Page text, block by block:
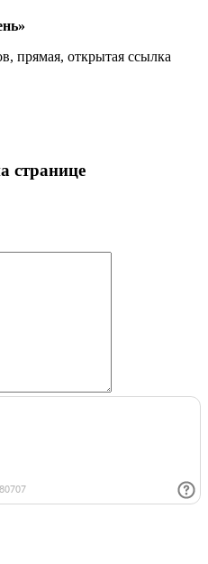
прямая, открытая ссылка
странице